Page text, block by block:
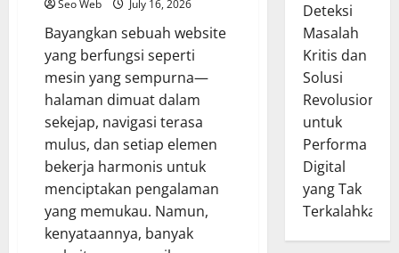
Seo Web July 16, 2026
Bayangkan sebuah website
yang berfungsi seperti
mesin yang sempurna—
halaman dimuat dalam
sekejap, navigasi terasa
mulus, dan setiap elemen
bekerja harmonis untuk
menciptakan pengalaman
yang memukau. Namun,
kenyataannya, banyak
Deteksi
Masalah
Kritis dan
Solusi
Revolusioner
untuk
Performa
Digital
yang Tak
Terkalahkan